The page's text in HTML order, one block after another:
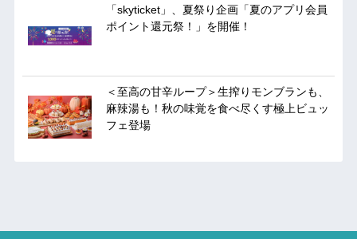
「skyticket」、夏祭り企画「夏のアプリ会員
ポイント還元祭！」を開催！
＜至高の甘辛ループ＞生搾りモンブランも、
麻辣湯も！秋の味覚を食べ尽くす極上ビュッ
フェ登場